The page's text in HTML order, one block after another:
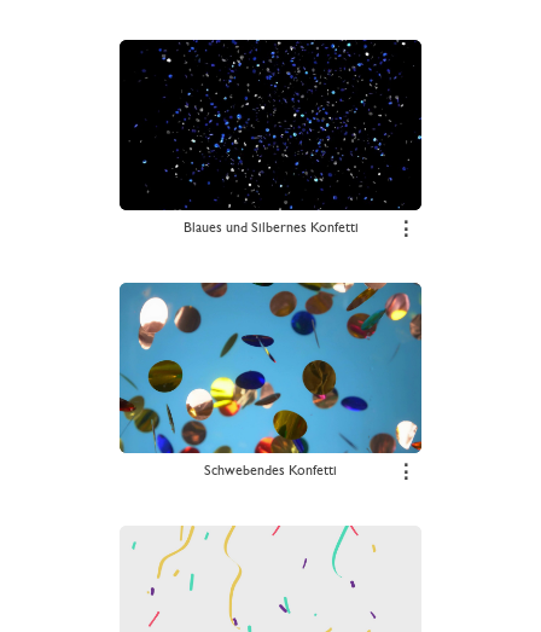
Blaues und Silbernes Konfetti ⋮
Schwebendes Konfetti ⋮